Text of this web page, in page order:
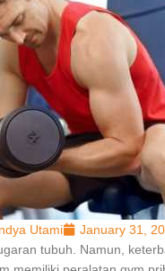
Utami January 31,
tubuh. Namun,